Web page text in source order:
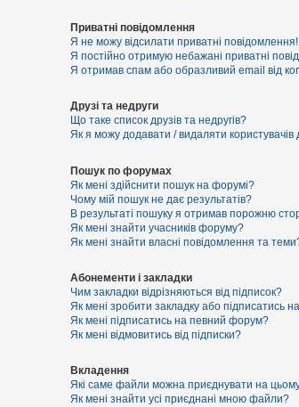
Приватні повідомлення
Я не можу відсилати приватні повідомлення!
Я постійно отримую небажані приватні
Я отримав спам або образливий email від
Друзі та недруги
Що таке список друзів та недругів?
Як я можу додавати / видаляти користувачів
Пошук по форумах
Як мені здійснити пошук на форумі?
Чому мій пошук не дає результатів?
В результаті пошуку я отримав порожню
Як мені знайти учасників форуму?
Як мені знайти власні повідомлення та
Абонементи і закладки
Чим закладки відрізняються від підписок?
Як мені зробити закладку або підписатись
Як мені підписатись на певний форум?
Як мені відмовитись від підписки?
Вкладення
Які саме файли можна приєднувати на
Як мені знайти усі приєднані мною файли?